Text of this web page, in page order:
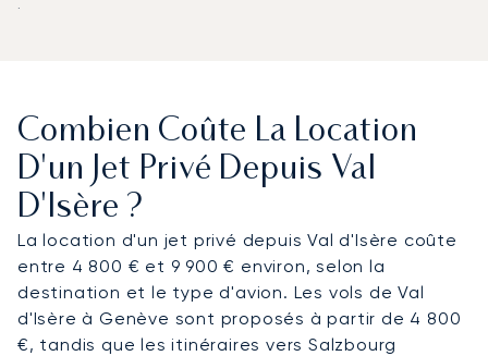
la France.
Combien Coûte La Location
D'un Jet Privé Depuis Val
D'Isère ?
La location d'un jet privé depuis Val d'Isère coûte
entre 4 800 € et 9 900 € environ, selon la
destination et le type d'avion. Les vols de Val
d'Isère à Genève sont proposés à partir de 4 800
€, tandis que les itinéraires vers Salzbourg